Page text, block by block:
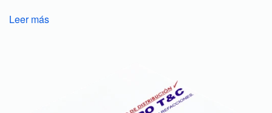
Leer más